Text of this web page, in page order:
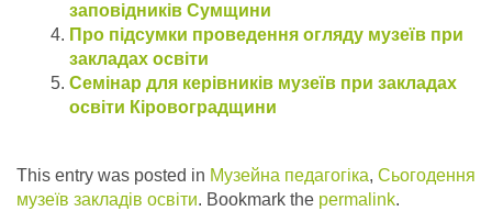
заповідників Сумщини
Про підсумки проведення огляду музеїв при
закладах освіти
Семінар для керівників музеїв при закладах
освіти Кіровоградщини
This entry was posted in Музейна педагогіка, Сьогодення
музеїв закладів освіти. Bookmark the permalink.